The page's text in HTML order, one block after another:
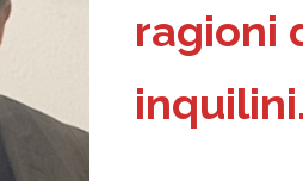
ragioni
inquilini.